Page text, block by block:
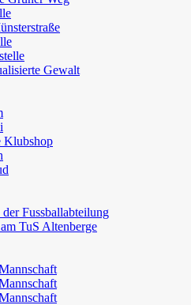
Gewalt
Klubshop
Fussballabteilung
TuS Altenberge